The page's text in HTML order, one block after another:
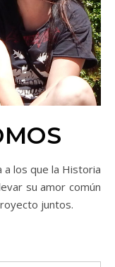
su amor común
juntos.